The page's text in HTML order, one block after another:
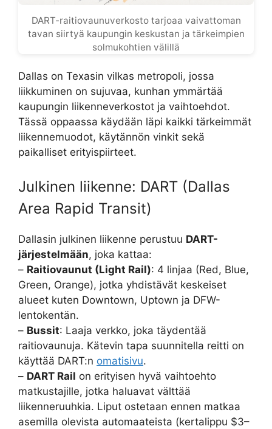
DART-raitiovaunuverkosto tarjoaa vaivattoman
tavan siirtyä kaupungin keskustan ja tärkeimpien
solmukohtien välillä
Dallas on Texasin vilkas metropoli, jossa
liikkuminen on sujuvaa, kunhan ymmärtää
kaupungin liikenneverkostot ja vaihtoehdot.
Tässä oppaassa käydään läpi kaikki tärkeimmät
liikennemuodot, käytännön vinkit sekä
paikalliset erityispiirteet.
Julkinen liikenne: DART (Dallas
Area Rapid Transit)
Dallasin julkinen liikenne perustuu DART-
järjestelmään, joka kattaa:
– Raitiovaunut (Light Rail): 4 linjaa (Red, Blue,
Green, Orange), jotka yhdistävät keskeiset
alueet kuten Downtown, Uptown ja DFW-
lentokentän.
– Bussit: Laaja verkko, joka täydentää
raitiovaunuja. Kätevin tapa suunnitella reitti on
käyttää DART:n omatisivu.
– DART Rail on erityisen hyvä vaihtoehto
matkustajille, jotka haluavat välttää
liikenneruuhkia. Liput ostetaan ennen matkaa
asemilla olevista automaateista (kertalippu $3–